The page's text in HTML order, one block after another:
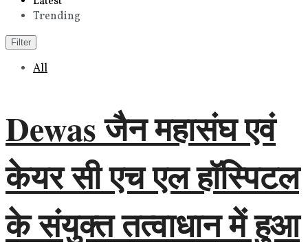
Trending
Filter
All
Dewas जैन महासंघ एवं
केयर सी एच एल हॉस्पिटल
के संयुक्त तत्वाधान में हुआ